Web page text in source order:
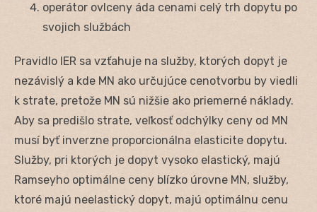
operátor ovlceny áda cenami celý trh dopytu po
svojich službách
Pravidlo IER sa vzťahuje na služby, ktorých dopyt je
nezávislý a kde MN ako určujúce cenotvorbu by viedli
k strate, pretože MN sú nižšie ako priemerné náklady.
Aby sa predišlo strate, veľkosť odchýlky ceny od MN
musí byť inverzne proporcionálna elasticite dopytu.
Služby, pri ktorých je dopyt vysoko elastický, majú
Ramseyho optimálne ceny blízko úrovne MN, služby,
ktoré majú neelastický dopyt, majú optimálnu cenu